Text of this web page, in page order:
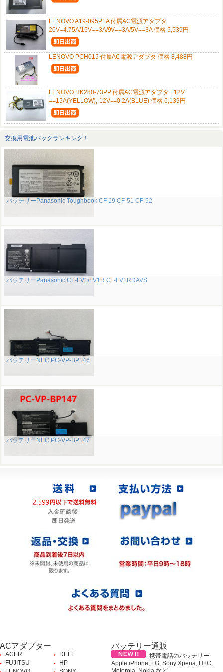
LENOVO A19-095P1A 付属AC電源アダプタ
20V=4.75A/15V==3A/9V==3A/5V==3A 価格 5,539円
LENOVO PCH015 付属AC電源アダプタ 価格 8,488円
LENOVO HK280-73PP 付属AC電源アダプタ +12V
==15A(YELLOW),-12V==0.2A(BLUE) 価格 6,139円
交換用電池パックランキング！
バッテリーPanasonic Toughbook CF-29 CF-51 CF-52
バッテリーPanasonic CF-FV1/FV1R CF-FV1RDAVS
バッテリーNEC PC-VP-BP146
バッテリーNEC PC-VP-BP147
ACアダプター
ACER
DELL
FUJITSU
HP
バッテリー通販
携帯電話のバッテリー
Apple iPhone, LG, Sony Xperia, HTC,